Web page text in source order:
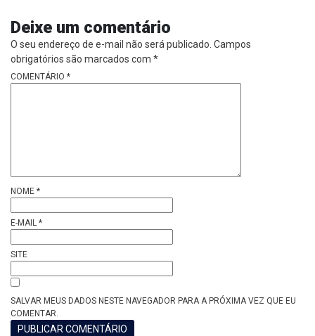
Deixe um comentário
O seu endereço de e-mail não será publicado. Campos
obrigatórios são marcados com *
COMENTÁRIO *
NOME *
E-MAIL *
SITE
SALVAR MEUS DADOS NESTE NAVEGADOR PARA A PRÓXIMA VEZ QUE EU
COMENTAR.